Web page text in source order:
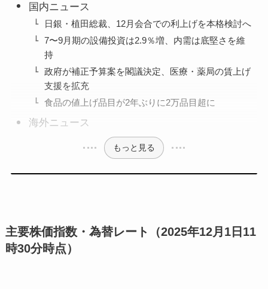
国内ニュース
日銀・植田総裁、12月会合での利上げを本格検討へ
7〜9月期の設備投資は2.9％増、内需は底堅さを維
持
政府が補正予算案を閣議決定、医療・薬局の賃上げ
支援を拡充
食品の値上げ品目が2年ぶりに2万品目超に
海外ニュース
もっと見る
主要株価指数・為替レート（2025年12月1日11
時30分時点）